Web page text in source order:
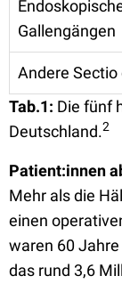
Gallengängen
Andere Sectio
Tab.1: Die fünf
Deutschland.2
Patient:innen
Mehr als die
einen
waren 60
das rund 3,6